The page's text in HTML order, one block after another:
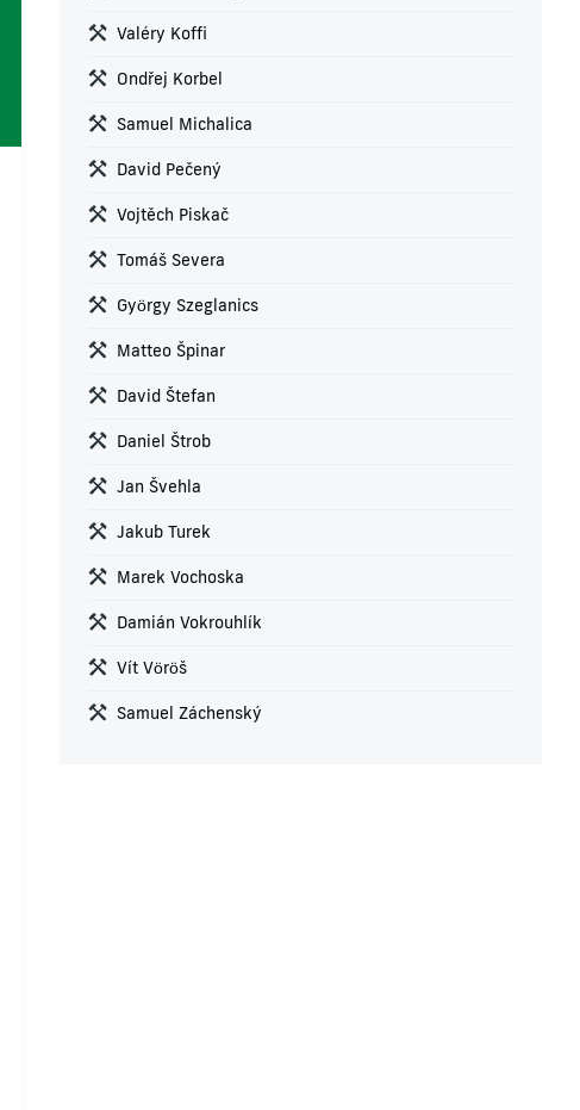
Valéry Koffi
Ondřej Korbel
Samuel Michalica
David Pečený
Vojtěch Piskač
Tomáš Severa
György Szeglanics
Matteo Špinar
David Štefan
Daniel Štrob
Jan Švehla
Jakub Turek
Marek Vochoska
Damián Vokrouhlík
Vít Vöröš
Samuel Záchenský